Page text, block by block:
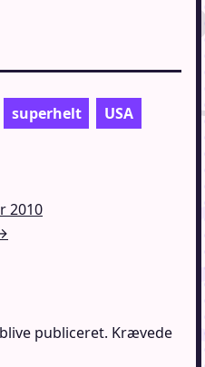
superhelt USA
2010
publiceret. Krævede